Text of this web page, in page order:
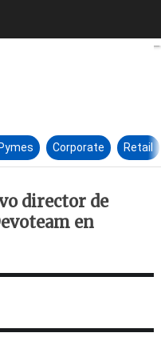
es el nuevo
Corporate Retail
director de
en